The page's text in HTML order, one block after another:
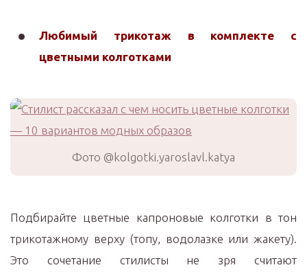
Любимый трикотаж в комплекте с
цветными колготками
Фото @kolgotki.yaroslavl.katya
Подбирайте цветные капроновые колготки в тон
трикотажному верху (топу, водолазке или жакету).
Это сочетание стилисты не зря считают